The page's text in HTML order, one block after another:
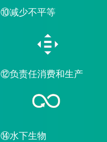
⑩减少不平等
⑫负责任消费和生产
⑭水下生物